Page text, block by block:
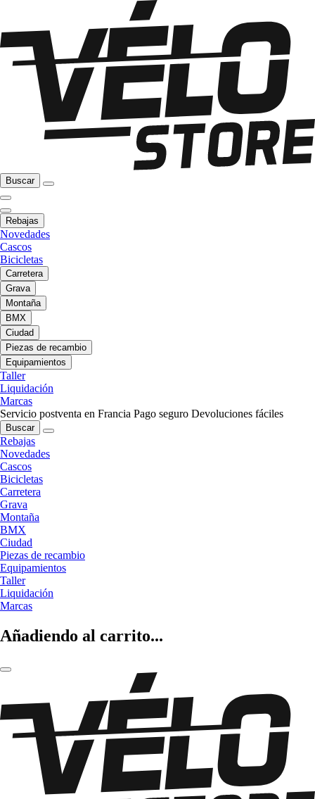
Buscar
Rebajas
Novedades
Cascos
Bicicletas
Carretera
Grava
Montaña
BMX
Ciudad
Piezas de recambio
Equipamientos
Taller
Liquidación
Marcas
Servicio postventa en Francia Pago seguro Devoluciones fáciles
Buscar
Rebajas
Novedades
Cascos
Bicicletas
Carretera
Grava
Montaña
BMX
Ciudad
Piezas de recambio
Equipamientos
Taller
Liquidación
Marcas
Añadiendo al carrito...